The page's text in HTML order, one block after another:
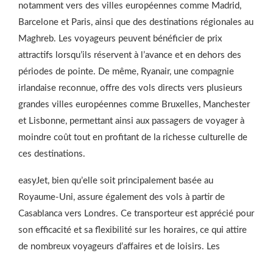
notamment vers des villes européennes comme Madrid,
Barcelone et Paris, ainsi que des destinations régionales au
Maghreb. Les voyageurs peuvent bénéficier de prix
attractifs lorsqu’ils réservent à l’avance et en dehors des
périodes de pointe. De même, Ryanair, une compagnie
irlandaise reconnue, offre des vols directs vers plusieurs
grandes villes européennes comme Bruxelles, Manchester
et Lisbonne, permettant ainsi aux passagers de voyager à
moindre coût tout en profitant de la richesse culturelle de
ces destinations.
easyJet, bien qu’elle soit principalement basée au
Royaume-Uni, assure également des vols à partir de
Casablanca vers Londres. Ce transporteur est apprécié pour
son efficacité et sa flexibilité sur les horaires, ce qui attire
de nombreux voyageurs d’affaires et de loisirs. Les